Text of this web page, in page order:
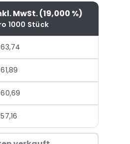
MwSt. (19,000 %)
1000 Stück